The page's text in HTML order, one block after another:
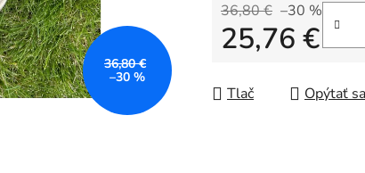
36,80 € –30 %
25,76 €
Tlač Opýtať sa
36,80 €
–30 %